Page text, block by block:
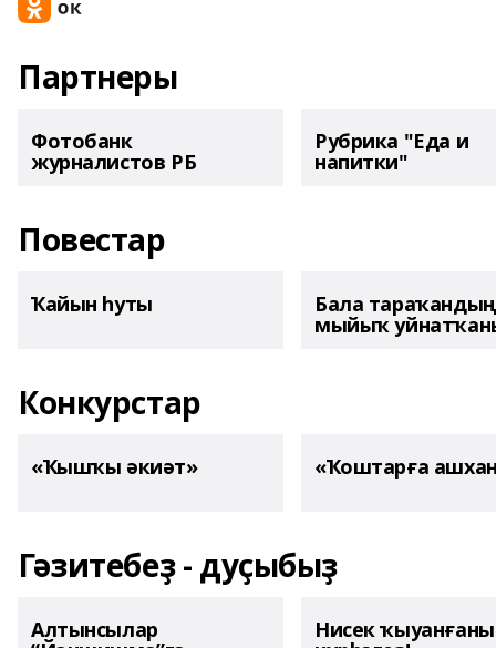
Партнеры
Фотобанк
журналистов РБ
Рубрика "Еда и
напитки"
Повестар
Ҡайын һуты Бала тараҡандың
мыйыҡ
Конкурстар
«Ҡышҡы әкиәт» «Ҡоштарға
Гәзитебеҙ - дуҫыбыҙ
Алтынсылар Нисек